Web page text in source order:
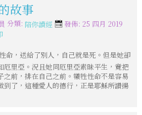
故事
分類: 陪你讀經
發佈: 25 四月 2019
命，送給了別人，自己就是死。但是她卻
厄里亞。況且她同厄里亞素昧平生，竟把
之前，排在自己之前。犧牲性命不是容易
到了，這種愛人的德行，正是耶穌所讚揚